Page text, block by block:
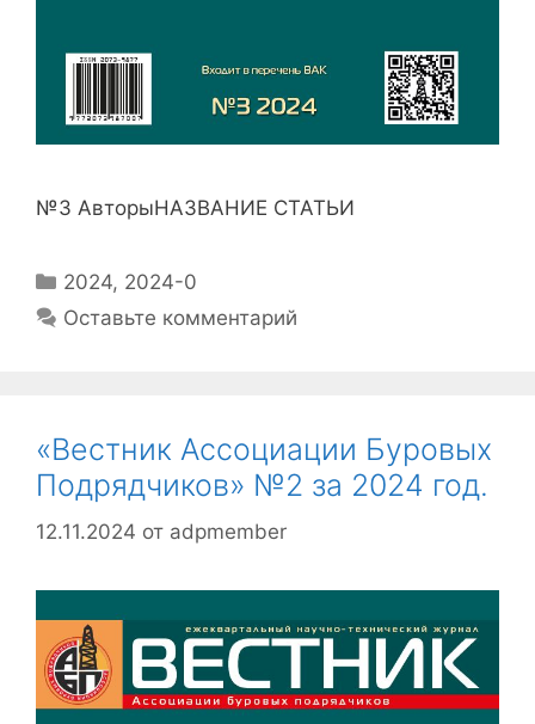
№3 АвторыНАЗВАНИЕ СТАТЬИ
2024, 2024-0
Оставьте комментарий
«Вестник Ассоциации Буровых
Подрядчиков» №2 за 2024 год.
12.11.2024 от adpmember